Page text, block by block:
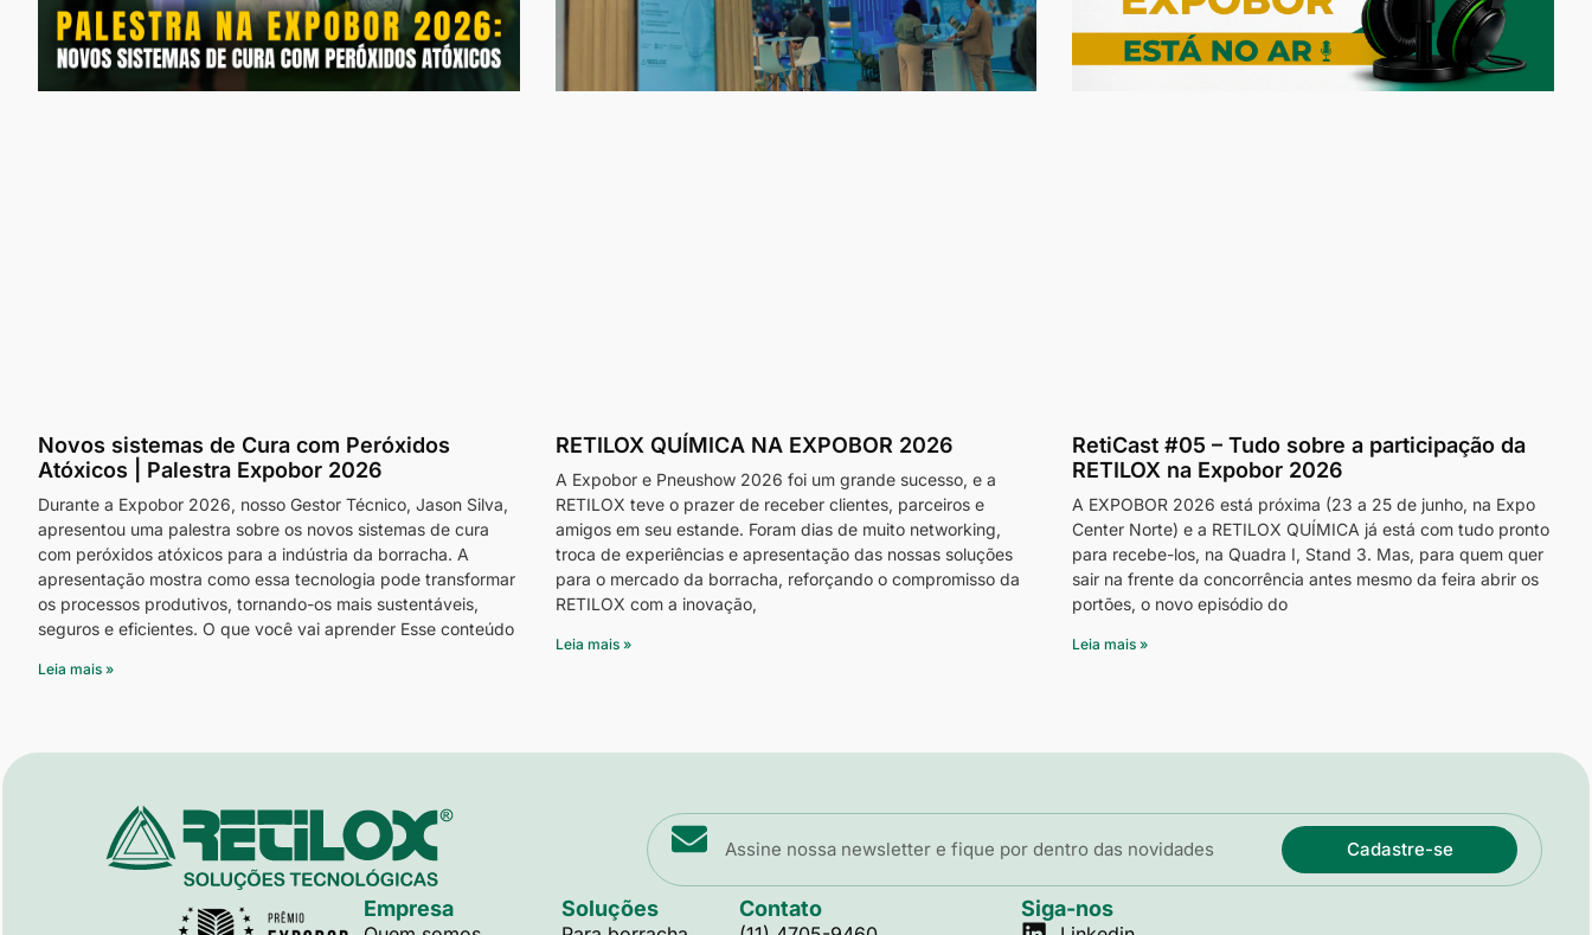
Novos sistemas de Cura com Peróxidos
Atóxicos | Palestra Expobor 2026
Durante a Expobor 2026, nosso Gestor Técnico, Jason Silva,
apresentou uma palestra sobre os novos sistemas de cura
com peróxidos atóxicos para a indústria da borracha. A
apresentação mostra como essa tecnologia pode transformar
os processos produtivos, tornando-os mais sustentáveis,
seguros e eficientes. O que você vai aprender Esse conteúdo
Leia mais »
RETILOX QUÍMICA NA EXPOBOR 2026
A Expobor e Pneushow 2026 foi um grande sucesso, e a
RETILOX teve o prazer de receber clientes, parceiros e
amigos em seu estande. Foram dias de muito networking,
troca de experiências e apresentação das nossas soluções
para o mercado da borracha, reforçando o compromisso da
RETILOX com a inovação,
Leia mais »
RetiCast #05 – Tudo sobre a participação da
RETILOX na Expobor 2026
A EXPOBOR 2026 está próxima (23 a 25 de junho, na Expo
Center Norte) e a RETILOX QUÍMICA já está com tudo pronto
para recebe-los, na Quadra I, Stand 3. Mas, para quem quer
sair na frente da concorrência antes mesmo da feira abrir os
portões, o novo episódio do
Leia mais »
Cadastre-se
Empresa Soluções Contato Siga-nos